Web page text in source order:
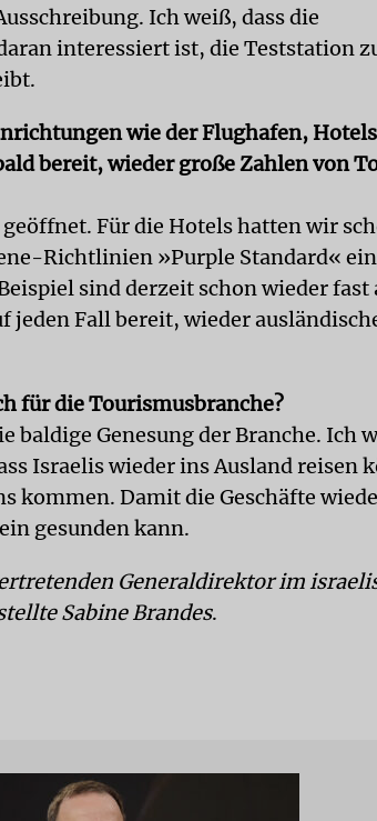
Ich weiß, dass die
interessiert ist, die Teststation
wie der Flughafen,
bereit, wieder große Zahlen von
Für die Hotels hatten wir
Richtlinien »Purple Standard«
sind derzeit schon wieder fast
jeden Fall bereit, wieder
für die Tourismusbranche?
baldige Genesung der Branche. Ich
Israelis wieder ins Ausland reisen
kommen. Damit die Geschäfte
gesunden kann.
Generaldirektor im
Sabine Brandes.